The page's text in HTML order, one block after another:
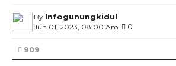
By Infogunungkidul
Jun 01, 2023, 08:00 Am 0
909